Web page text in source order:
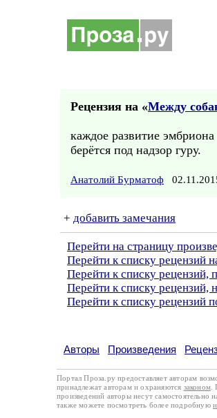
Рецензия на «Между
каждое развитие эмбриона
берётся под надзор гуру.
Анатолий Бурматоф
+ добавить замечания
Перейти на страницу
Перейти к списку рецензий
Перейти к списку
Перейти к списку
Перейти к списку рецензий
Авторы Произведения
Портал Проза.ру предоставляет авторам
принадлежат авторам и охраняются законом
произведений авторы несут самостоятельно
также можете посмотреть более подробную